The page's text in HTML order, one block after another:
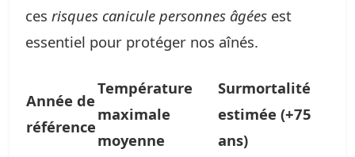
ces risques canicule personnes âgées est
essentiel pour protéger nos aînés.
Année de
référence
Température
maximale
moyenne
Surmortalité
estimée (+75
ans)